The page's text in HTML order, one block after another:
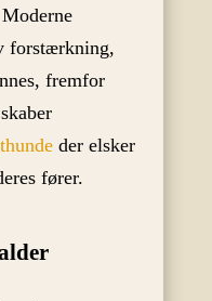
forstærkning,
fremfor
der elsker
fører.